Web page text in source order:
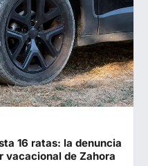
16 ratas: la denuncia
vacacional de Zahora